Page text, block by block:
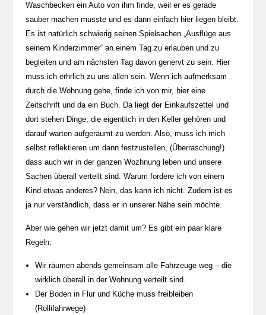
Waschbecken ein Auto von ihm finde, weil er es gerade
sauber machen musste und es dann einfach hier liegen bleibt.
Es ist natürlich schwierig seinen Spielsachen „Ausflüge aus
seinem Kinderzimmer“ an einem Tag zu erlauben und zu
begleiten und am nächsten Tag davon genervt zu sein. Hier
muss ich erhrlich zu uns allen sein. Wenn ich aufmerksam
durch die Wohnung gehe, finde ich von mir, hier eine
Zeitschrift und da ein Buch. Da liegt der Einkaufszettel und
dort stehen Dinge, die eigentlich in den Keller gehören und
darauf warten aufgeräumt zu werden. Also, muss ich mich
selbst reflektieren um dann festzustellen, (Überraschung!)
dass auch wir in der ganzen Wozhnung leben und unsere
Sachen überall verteilt sind. Warum fordere ich von einem
Kind etwas anderes? Nein, das kann ich nicht. Zudem ist es
ja nur verständlich, dass er in unserer Nähe sein möchte.
Aber wie gehen wir jetzt damit um? Es gibt ein paar klare
Regeln:
Wir räumen abends gemeinsam alle Fahrzeuge weg – die
wirklich überall in der Wohnung verteilt sind.
Der Boden in Flur und Küche muss freibleiben
(Rollifahrwege)